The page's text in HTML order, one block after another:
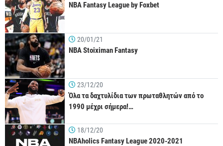
NBA Fantasy League by Foxbet
20/01/21
NBA Stoiximan Fantasy
23/12/20
Όλα τα δαχτυλίδια των πρωταθλητών από το
1990 μέχρι σήμερα!…
18/12/20
NBAholics Fantasy League 2020-2021